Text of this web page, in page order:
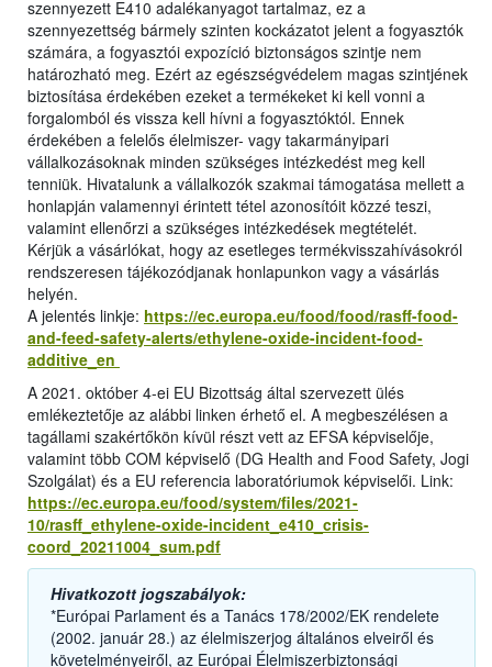
szennyezett E410 adalékanyagot tartalmaz, ez a
szennyezettség bármely szinten kockázatot jelent a fogyasztók
számára, a fogyasztói expozíció biztonságos szintje nem
határozható meg. Ezért az egészségvédelem magas szintjének
biztosítása érdekében ezeket a termékeket ki kell vonni a
forgalomból és vissza kell hívni a fogyasztóktól. Ennek
érdekében a felelős élelmiszer- vagy takarmányipari
vállalkozásoknak minden szükséges intézkedést meg kell
tenniük. Hivatalunk a vállalkozók szakmai támogatása mellett a
honlapján valamennyi érintett tétel azonosítóit közzé teszi,
valamint ellenőrzi a szükséges intézkedések megtételét.
Kérjük a vásárlókat, hogy az esetleges termékvisszahívásokról
rendszeresen tájékozódjanak honlapunkon vagy a vásárlás
helyén.
A jelentés linkje: https://ec.europa.eu/food/food/rasff-food-
and-feed-safety-alerts/ethylene-oxide-incident-food-
additive_en
A 2021. október 4-ei EU Bizottság által szervezett ülés
emlékeztetője az alábbi linken érhető el. A megbeszélésen a
tagállami szakértőkön kívül részt vett az EFSA képviselője,
valamint több COM képviselő (DG Health and Food Safety, Jogi
Szolgálat) és a EU referencia laboratóriumok képviselői. Link:
https://ec.europa.eu/food/system/files/2021-
10/rasff_ethylene-oxide-incident_e410_crisis-
coord_20211004_sum.pdf
Hivatkozott jogszabályok:
*Európai Parlament és a Tanács 178/2002/EK rendelete
(2002. január 28.) az élelmiszerjog általános elveiről és
követelményeiről, az Európai Élelmiszerbiztonsági